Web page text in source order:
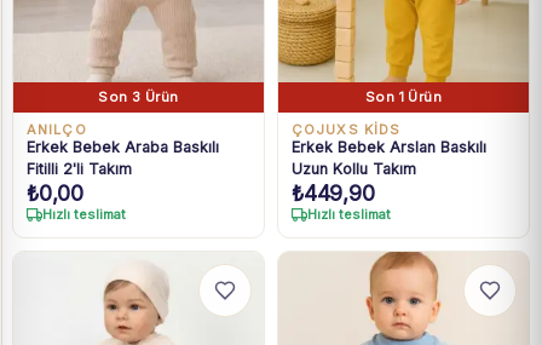
Son 3 Ürün
ANILÇO
Erkek Bebek Araba Baskılı
Fitilli 2'li Takım
₺0,00
Hızlı teslimat
Son 1 Ürün
ÇOJUXS KİDS
Erkek Bebek Arslan Baskılı
Uzun Kollu Takım
₺449,90
Hızlı teslimat